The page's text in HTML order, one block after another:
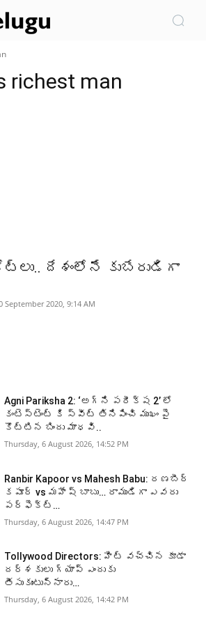
richest man
దేశంలోనే కుబేరుడిగా
September 2020, 9:14 AM
Agni Pariksha 2: ‘అగ్ని పరీక్ష 2’ లో
కంటెస్టెంట్ కి స్వీట్ తినిపించి ముఖం పై
కొట్టిన బిందు మాధవి..
Thursday, 6 August 2026, 14:52 PM
Ranbir Kapoor vs Mahesh Babu: రణబీర్
కపూర్ vs మహేష్ బాబు… రాముడిగా ఎవరు
పర్ఫెక్ట్…
Thursday, 6 August 2026, 14:47 PM
Tollywood Directors: హిట్ వచ్చిన కూడా
దర్శకులు గ్యాప్ ఎందుకు
తీసుకుంటున్నారు…
Thursday, 6 August 2026, 14:42 PM